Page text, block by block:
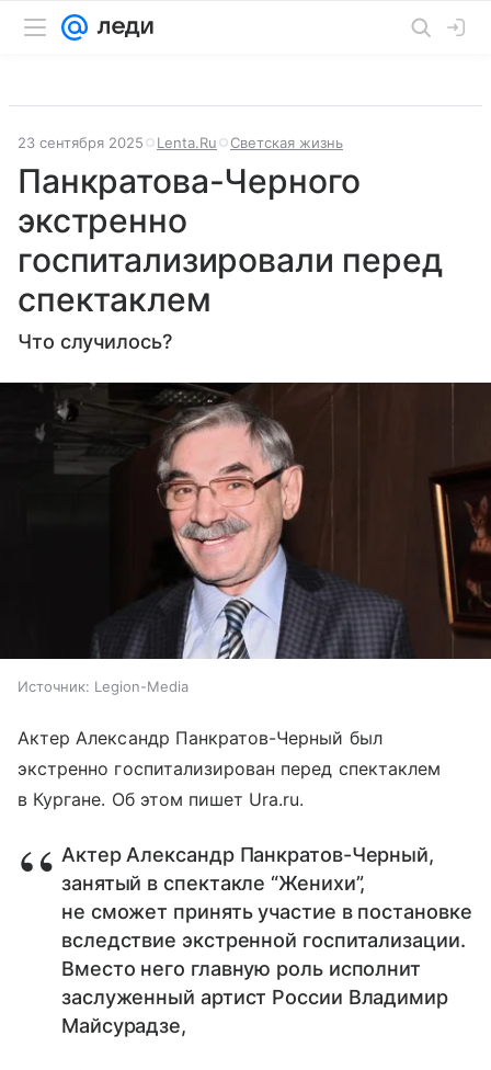
23 сентября 2025 Lenta.Ru Светская жизнь
Панкратова-Черного
экстренно
госпитализировали перед
спектаклем
Что случилось?
Источник: Legion-Media
Актер Александр Панкратов-Черный был
экстренно госпитализирован перед спектаклем
в Кургане. Об этом пишет Ura.ru.
Актер Александр Панкратов-Черный,
занятый в спектакле “Женихи”,
не сможет принять участие в постановке
вследствие экстренной госпитализации.
Вместо него главную роль исполнит
заслуженный артист России Владимир
Майсурадзе,